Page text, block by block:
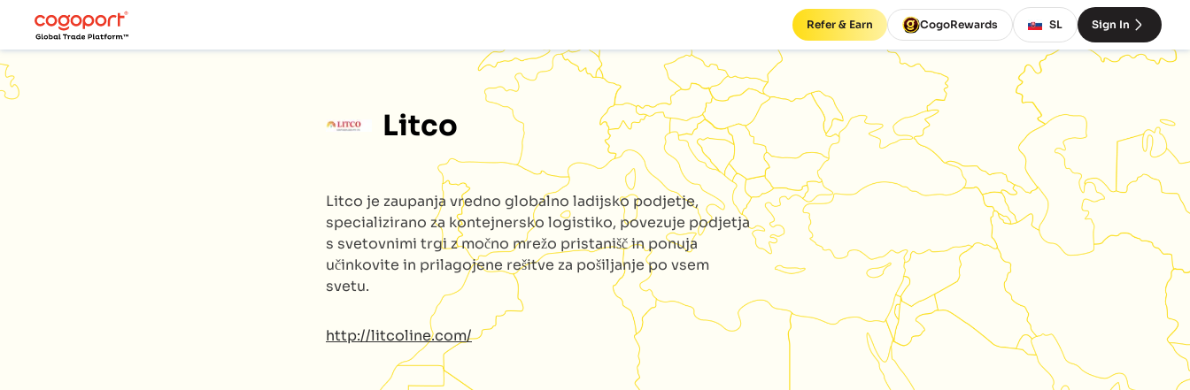
Refer & Earn CogoRewards SL Sign In
Litco
Litco je zaupanja vredno globalno ladijsko podjetje,
specializirano za kontejnersko logistiko, povezuje podjetja
s svetovnimi trgi z močno mrežo pristanišč in ponuja
učinkovite in prilagojene rešitve za pošiljanje po vsem
svetu.
http://litcoline.com/